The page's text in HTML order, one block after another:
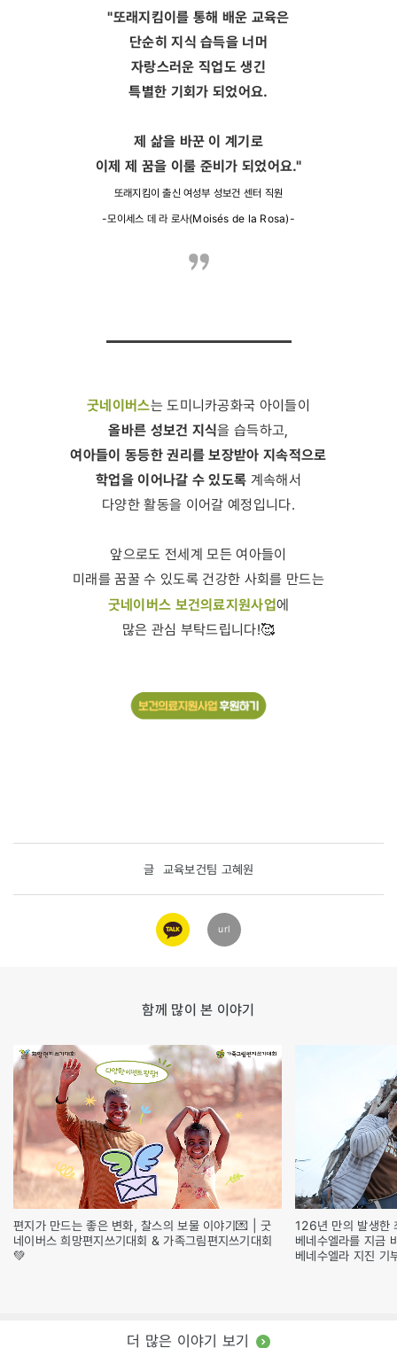
"또래지킴이를 통해 배운 교육은
단순히 지식 습득을 너머
자랑스러운 직업도 생긴
특별한 기회가 되었어요.
제 삶을 바꾼 이 계기로
이제 제 꿈을 이룰 준비가 되었어요."
또래지킴이 출신 여성부 성보건 센터 직원
-모이세스 데 라 로사(Moisés de la Rosa)-
굿네이버스는 도미니카공화국 아이들이
올바른 성보건 지식을 습득하고,
여아들이 동등한 권리를 보장받아 지속적으로
학업을 이어나갈 수 있도록 계속해서
다양한 활동을 이어갈 예정입니다.
앞으로도 전세계 모든 여아들이
미래를 꿈꿀 수 있도록 건강한 사회를 만드는
굿네이버스 보건의료지원사업에
많은 관심 부탁드립니다!🥰
글 교육보건팀 고혜원
카카오
링크
url
함께 많이 본 이야기
편지가 만드는 좋은 변화, 찰스의 보물 이야기💌 | 굿
네이버스 희망편지쓰기대회 & 가족그림편지쓰기대회
💚
126년 만의 발생한
베네수엘라를 지금
베네수엘라 지진 기
더 많은 이야기 보기